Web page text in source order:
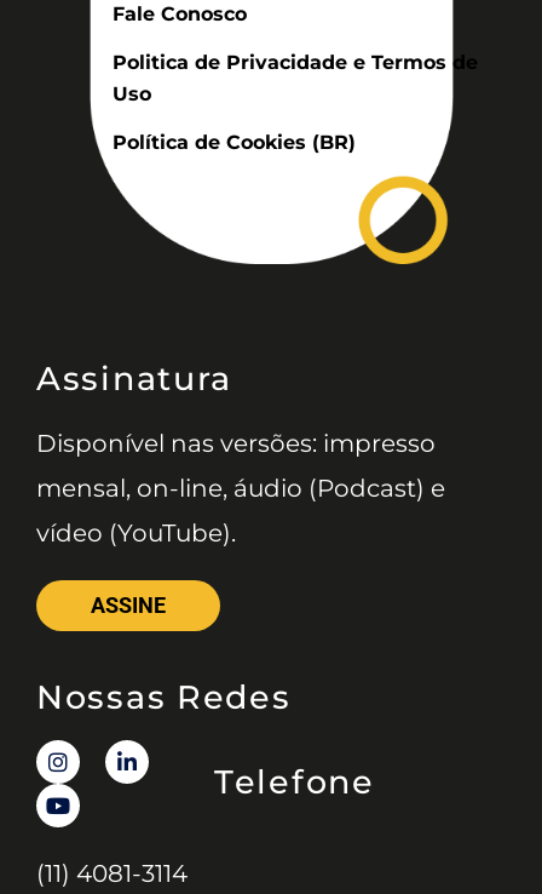
Fale Conosco
Politica de Privacidade e Termos de
Uso
Política de Cookies (BR)
Assinatura
Disponível nas versões: impresso
mensal, on-line, áudio (Podcast) e
vídeo (YouTube).
ASSINE
Nossas Redes
Telefone
(11) 4081-3114